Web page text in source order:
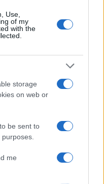
Use,
of my
with the
storage
on web or
be sent to
me